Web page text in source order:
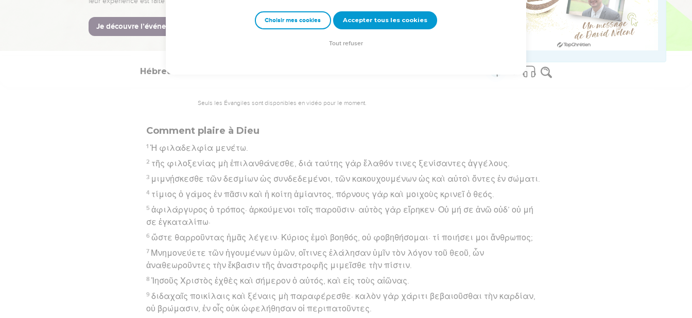
29 καὶ γὰρ ὁ θεὸς ἡμῶν πῦρ καταναλίσκον.
Hébreu : © Westminster Leningrad Codex - tanach.us --- Grec : © 2010 by the Society of Biblical Literature and Logos Bible Software - sblgnt.com
Hébreux
Seuls les Évangiles sont disponibles en vidéo pour le moment.
Comment plaire à Dieu
1 Ἡ φιλαδελφία μενέτω.
2 τῆς φιλοξενίας μὴ ἐπιλανθάνεσθε, διὰ ταύτης γὰρ ἔλαθόν τινες ξενίσαντες ἀγγέλους.
3 μιμνῄσκεσθε τῶν δεσμίων ὡς συνδεδεμένοι, τῶν κακουχουμένων ὡς καὶ αὐτοὶ ὄντες ἐν σώματι.
4 τίμιος ὁ γάμος ἐν πᾶσιν καὶ ἡ κοίτη ἀμίαντος, πόρνους γὰρ καὶ μοιχοὺς κρινεῖ ὁ θεός.
5 ἀφιλάργυρος ὁ τρόπος· ἀρκούμενοι τοῖς παροῦσιν· αὐτὸς γὰρ εἴρηκεν· Οὐ μή σε ἀνῶ οὐδ’ οὐ μή
σε ἐγκαταλίπω·
6 ὥστε θαρροῦντας ἡμᾶς λέγειν· Κύριος ἐμοὶ βοηθός, οὐ φοβηθήσομαι· τί ποιήσει μοι ἄνθρωπος;
7 Μνημονεύετε τῶν ἡγουμένων ὑμῶν, οἵτινες ἐλάλησαν ὑμῖν τὸν λόγον τοῦ θεοῦ, ὧν
ἀναθεωροῦντες τὴν ἔκβασιν τῆς ἀναστροφῆς μιμεῖσθε τὴν πίστιν.
8 Ἰησοῦς Χριστὸς ἐχθὲς καὶ σήμερον ὁ αὐτός, καὶ εἰς τοὺς αἰῶνας.
9 διδαχαῖς ποικίλαις καὶ ξέναις μὴ παραφέρεσθε· καλὸν γὰρ χάριτι βεβαιοῦσθαι τὴν καρδίαν,
οὐ βρώμασιν, ἐν οἷς οὐκ ὠφελήθησαν οἱ περιπατοῦντες.
Choisir mes cookies Accepter tous les cookies
Tout refuser